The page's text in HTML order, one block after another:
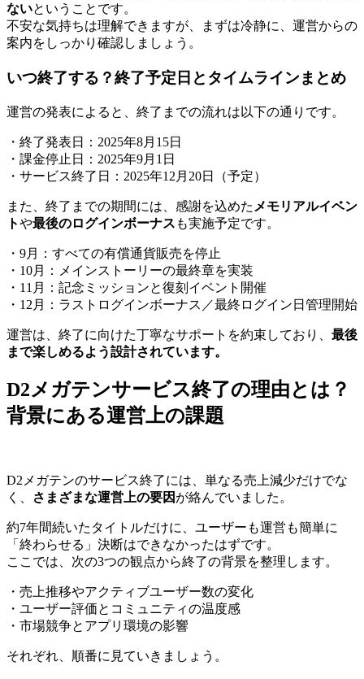
ないということです。
不安な気持ちは理解できますが、まずは冷静に、運営からの
案内をしっかり確認しましょう。
いつ終了する？終了予定日とタイムラインまとめ
運営の発表によると、終了までの流れは以下の通りです。
・終了発表日：2025年8月15日
・課金停止日：2025年9月1日
・サービス終了日：2025年12月20日（予定）
また、終了までの期間には、感謝を込めた メモリアルイベン
トや最後のログインボーナス も実施予定です。
・9月：すべての有償通貨販売を停止
・10月：メインストーリーの最終章を実装
・11月：記念ミッションと復刻イベント開催
・12月：ラストログインボーナス／最終ログイン日管理開始
運営は、終了に向けた丁寧なサポートを約束しており、 最後
まで楽しめるよう設計されています。
D2メガテンサービス終了の理由とは？
背景にある運営上の課題
D2メガテンのサービス終了には、単なる売上減少だけでな
く、
さまざまな運営上の要因 が絡んでいました。
約7年間続いたタイトルだけに、ユーザーも運営も簡単に
「終わらせる」決断はできなかったはずです。
ここでは、次の3つの観点から終了の背景を整理します。
・売上推移やアクティブユーザー数の変化
・ユーザー評価とコミュニティの温度感
・市場競争とアプリ環境の影響
それぞれ、順番に見ていきましょう。